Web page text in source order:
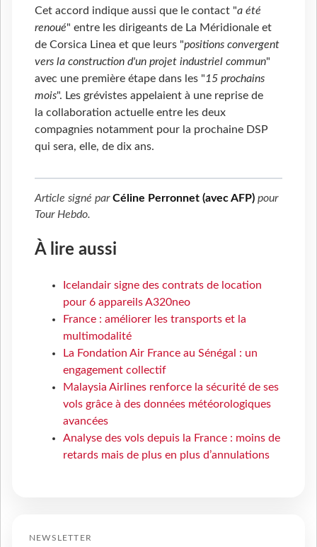
Cet accord indique aussi que le contact "a été
renoué" entre les dirigeants de La Méridionale et
de Corsica Linea et que leurs "positions convergent
vers la construction d'un projet industriel commun"
avec une première étape dans les "15 prochains
mois". Les grévistes appelaient à une reprise de
la collaboration actuelle entre les deux
compagnies notamment pour la prochaine DSP
qui sera, elle, de dix ans.
Article signé parCéline Perronnet (avec AFP) pour
Tour Hebdo.
À lire aussi
Icelandair signe des contrats de location
pour 6 appareils A320neo
France : améliorer les transports et la
multimodalité
La Fondation Air France au Sénégal : un
engagement collectif
Malaysia Airlines renforce la sécurité de ses
vols grâce à des données météorologiques
avancées
Analyse des vols depuis la France : moins de
retards mais de plus en plus d’annulations
NEWSLETTER